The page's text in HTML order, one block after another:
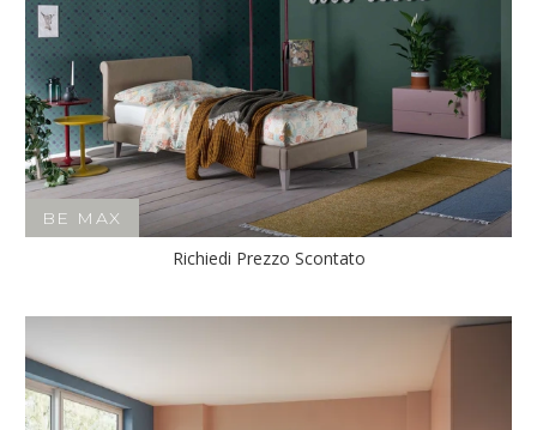
BE MAX
Richiedi Prezzo Scontato